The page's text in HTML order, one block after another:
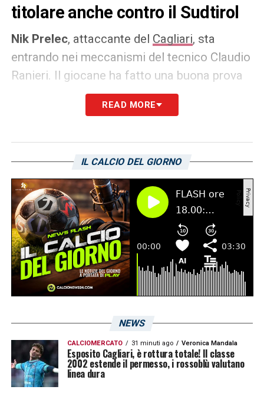
titolare anche contro il Sudtirol
Nik Prelec, attaccante del Cagliari, sta
entrando nei meccanismi del tecnico Claudio
Ranieri. Il giocane ha fatto una buona prova
al Granillo contro la Reggina. Potrebbe
entrare da titolare anche contro il Sudtirol.
invernale di mercato. Il finale di campionato
sarà fondamentale per gli obiettivi degli
isolani, chiamati a credere fino alla fine alla
possibilità della promozione diretta in Serie
A o a disputare i palyoff.
LA PLAYLIST DELLE NOSTRE TOP NEWS
READ MORE
IL CALCIO DEL GIORNO
NEWS
CALCIOMERCATO 31 minuti ago Veronica Mandala
Esposito Cagliari, è rottura totale! Il classe
2002 estende il permesso, i rossoblù valutano
linea dura